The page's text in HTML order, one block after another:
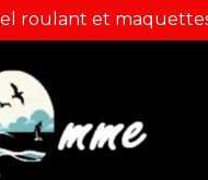
roulant et